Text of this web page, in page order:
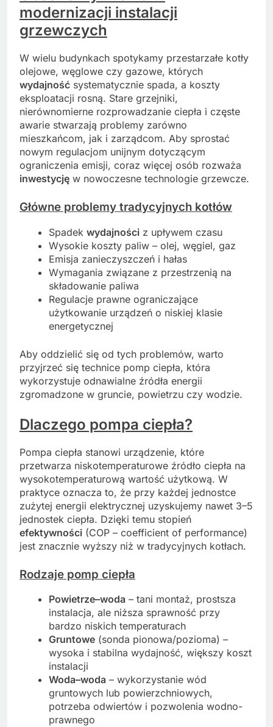
modernizacji instalacji
grzewczych
W wielu budynkach spotykamy przestarzałe kotły
olejowe, węglowe czy gazowe, których
wydajność systematycznie spada, a koszty
eksploatacji rosną. Stare grzejniki,
nierównomierne rozprowadzanie ciepła i częste
awarie stwarzają problemy zarówno
mieszkańcom, jak i zarządcom. Aby sprostać
nowym regulacjom unijnym dotyczącym
ograniczenia emisji, coraz więcej osób rozważa
inwestycję w nowoczesne technologie grzewcze.
Główne problemy tradycyjnych kotłów
Spadek wydajności z upływem czasu
Wysokie koszty paliw – olej, węgiel, gaz
Emisja zanieczyszczeń i hałas
Wymagania związane z przestrzenią na
składowanie paliwa
Regulacje prawne ograniczające
użytkowanie urządzeń o niskiej klasie
energetycznej
Aby oddzielić się od tych problemów, warto
przyjrzeć się technice pomp ciepła, która
wykorzystuje odnawialne źródła energii
zgromadzone w gruncie, powietrzu czy wodzie.
Dlaczego pompa ciepła?
Pompa ciepła stanowi urządzenie, które
przetwarza niskotemperaturowe źródło ciepła na
wysokotemperaturową wartość użytkową. W
praktyce oznacza to, że przy każdej jednostce
zużytej energii elektrycznej uzyskujemy nawet 3–5
jednostek ciepła. Dzięki temu stopień
efektywności (COP – coefficient of performance)
jest znacznie wyższy niż w tradycyjnych kotłach.
Rodzaje pomp ciepła
Powietrze–woda – tani montaż, prostsza
instalacja, ale niższa sprawność przy
bardzo niskich temperaturach
Gruntowe (sonda pionowa/pozioma) –
wysoka i stabilna wydajność, większy koszt
instalacji
Woda–woda – wykorzystanie wód
gruntowych lub powierzchniowych,
potrzeba odwiertów i pozwolenia wodno-
prawnego